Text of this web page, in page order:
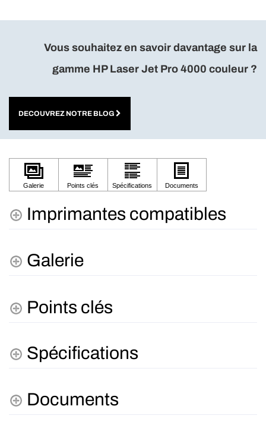
Vous souhaitez en savoir davantage sur la
gamme HP Laser Jet Pro 4000 couleur ?
DECOUVREZ NOTRE BLOG
Imprimantes compatibles
Galerie
Points clés
Spécifications
Documents